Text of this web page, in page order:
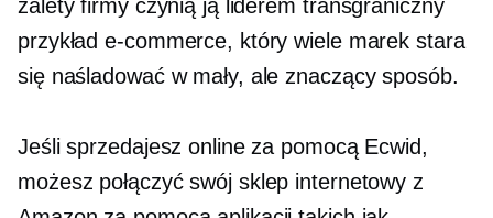
zalety firmy czynią ją liderem transgraniczny
przykład e-commerce, który wiele marek stara
się naśladować w mały, ale znaczący sposób.
Jeśli sprzedajesz online za pomocą Ecwid,
możesz połączyć swój sklep internetowy z